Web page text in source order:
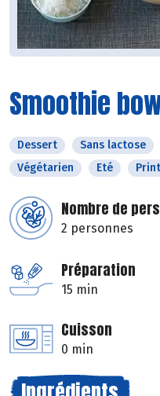
Smoothie
Dessert Sans lactose
Végétarien
Eté
Nombre de
2 personnes
Préparation
15 min
Cuisson
0 min